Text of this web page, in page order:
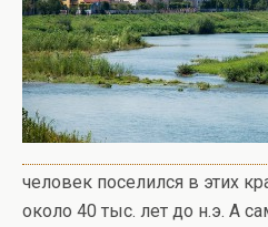
человек поселился в этих
около 40 тыс. лет до н.э. А